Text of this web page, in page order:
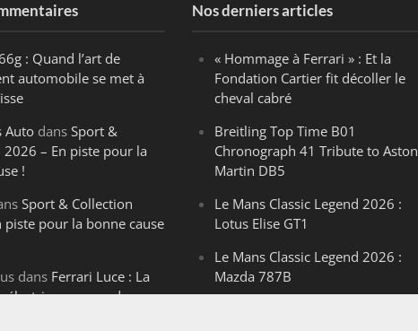
: Quand l’art de
automobile se met à
Auto dansSport &
2026 – En piste pour la
!
Sport & Collection
piste pour la bonne cause
dans Ferrari Luce : La
électrique venue de
Nos derniers articles
« Hommage à Ferrari » : Et la
Fondation Cartier fit décoller le
cheval cabré
Breitling Top Time B01
Chronograph 41 Tribute to Aston
Martin DB5
Le Mans Classic Legend 2026 :
Lotus Elise GT1
Le Mans Classic Legend 2026 :
Mazda 787B